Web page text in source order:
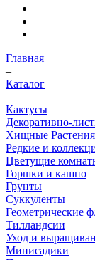
Главная
–
Каталог
–
Кактусы
Декоративно-
Хищные Растения
Редкие и
Цветущие
Горшки и кашпо
Грунты
Суккуленты
Геометрические
Тилландсии
Уход и
Минисадики